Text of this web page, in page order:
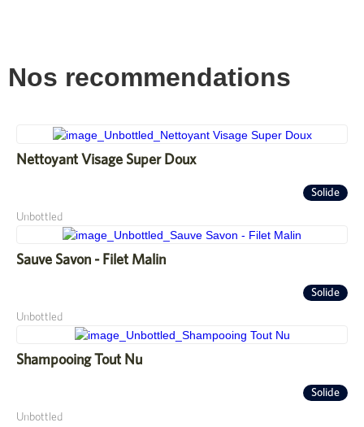
Nos recommendations
Nettoyant Visage Super Doux
Solide
Unbottled
Sauve Savon - Filet Malin
Solide
Unbottled
Shampooing Tout Nu
Solide
Unbottled